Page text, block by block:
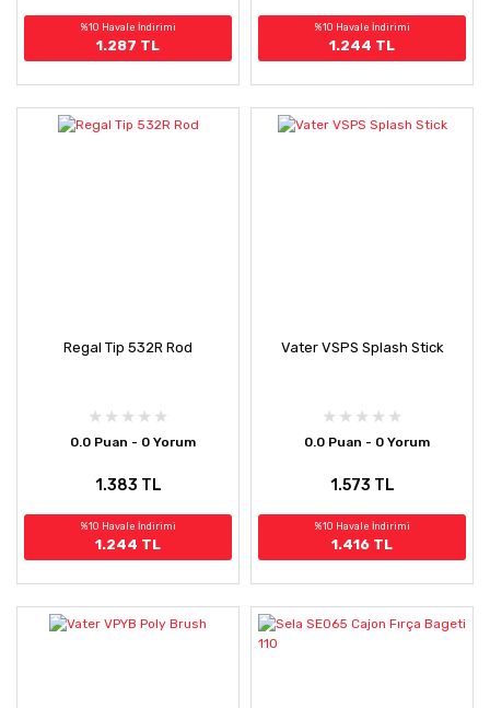
%10 Havale İndirimi
1.287 TL
%10 Havale İndirimi
1.244 TL
Regal Tip 532R Rod
0.0 Puan - 0 Yorum
1.383 TL
%10 Havale İndirimi
1.244 TL
Vater VSPS Splash Stick
0.0 Puan - 0 Yorum
1.573 TL
%10 Havale İndirimi
1.416 TL